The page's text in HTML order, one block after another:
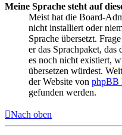
Meine Sprache steht auf
Meist hat die Board-
nicht installiert oder
Sprache übersetzt.
er das Sprachpaket,
es noch nicht existiert,
übersetzen würdest.
der Website von phpBB
gefunden werden.
Nach oben